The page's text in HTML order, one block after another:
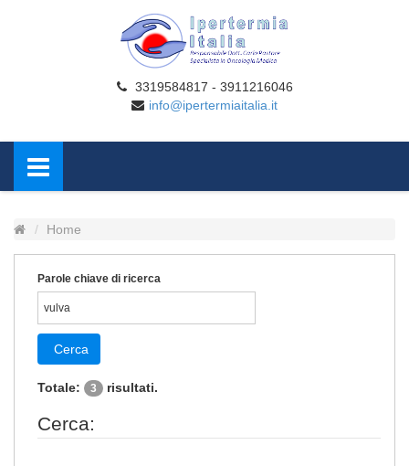
3319584817 - 3911216046
info@ipertermiaitalia.it
Home
Parole chiave di ricerca
Cerca
Totale: 3 risultati.
Cerca: